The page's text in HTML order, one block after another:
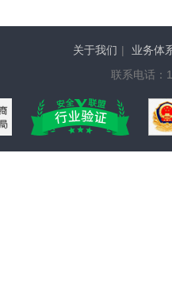
关于我们 |
业务体
联系电话